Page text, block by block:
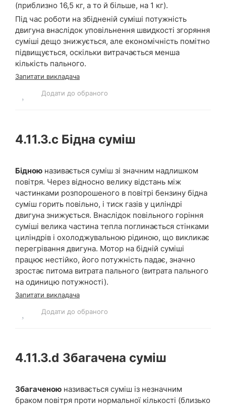
(приблизно 16,5 кг, а то й більше, на 1 кг).
Під час роботи на збідненій суміші потужність
двигуна внаслідок уповільнення швидкості згоряння
суміші дещо знижується, але економічність помітно
підвищується, оскільки витрачається менша
кількість пального.
Запитати викладача
Додати до обраного
4.11.3.c Бідна суміш
Бідною називається суміш зі значним надлишком
повітря. Через відносно велику відстань між
частинками розпорошеного в повітрі бензину бідна
суміш горить повільно, і тиск газів у циліндрі
двигуна знижується. Внаслідок повільного горіння
суміші велика частина тепла поглинається стінками
циліндрів і охолоджувальною рідиною, що викликає
перегрівання двигуна. Мотор на бідній суміші
працює нестійко, його потужність падає, значно
зростає питома витрата пального (витрата пального
на одиницю потужності).
Запитати викладача
Додати до обраного
4.11.3.d Збагачена суміш
Збагаченою називається суміш із незначним
браком повітря проти нормальної кількості (близько